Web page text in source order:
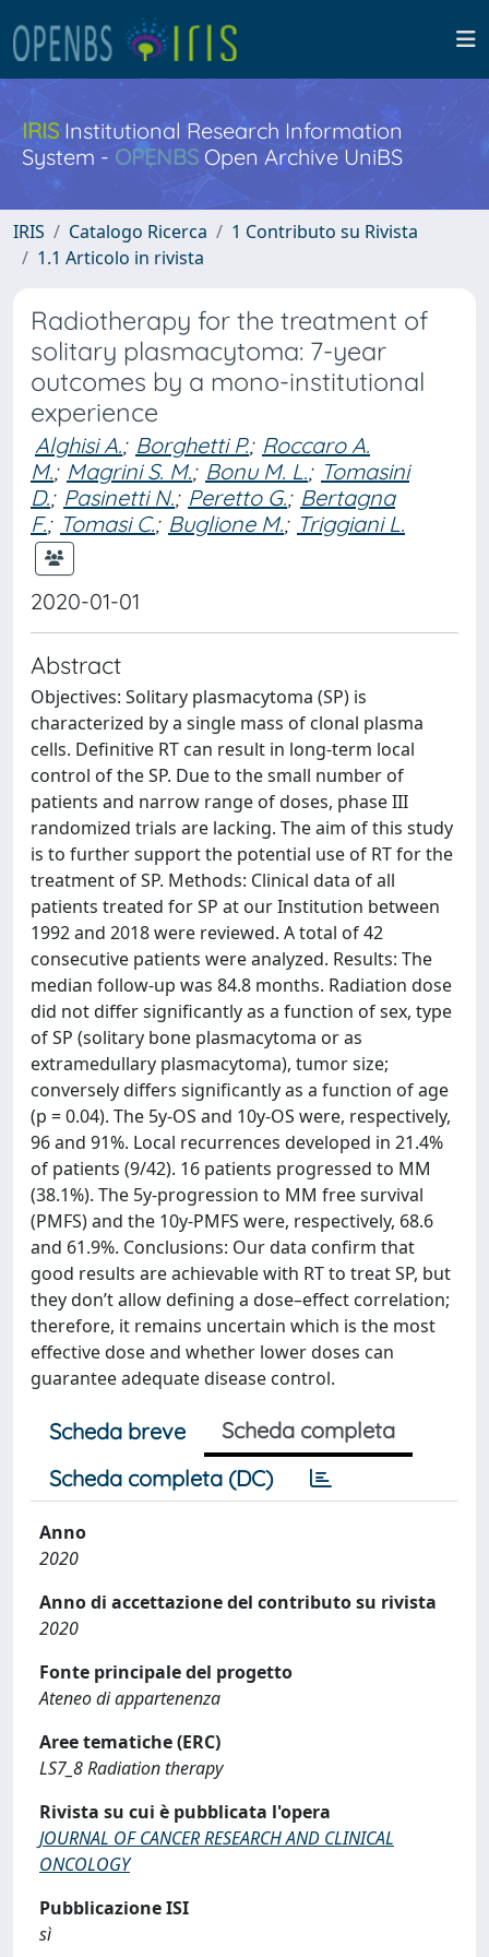
IRISInstitutional Research Information
System - OPENBS Open Archive UniBS
IRIS Catalogo Ricerca
1 Contributo su Rivista
1.1 Articolo in rivista
Radiotherapy for the treatment of
solitary plasmacytoma: 7-year
outcomes by a mono-institutional
experience
Alghisi A.; Borghetti P.; Roccaro A.
M.; Magrini S. M.; Bonu M. L.; Tomasini
D.; Pasinetti N.; Peretto G.; Bertagna
F.; Tomasi C.; Buglione M.; Triggiani L.
2020-01-01
Abstract
Objectives: Solitary plasmacytoma (SP) is
characterized by a single mass of clonal plasma
cells. Definitive RT can result in long-term local
control of the SP. Due to the small number of
patients and narrow range of doses, phase III
randomized trials are lacking. The aim of this study
is to further support the potential use of RT for the
treatment of SP. Methods: Clinical data of all
patients treated for SP at our Institution between
1992 and 2018 were reviewed. A total of 42
consecutive patients were analyzed. Results: The
median follow-up was 84.8 months. Radiation dose
did not differ significantly as a function of sex, type
of SP (solitary bone plasmacytoma or as
extramedullary plasmacytoma), tumor size;
conversely differs significantly as a function of age
(p = 0.04). The 5y-OS and 10y-OS were, respectively,
96 and 91%. Local recurrences developed in 21.4%
of patients (9/42). 16 patients progressed to MM
(38.1%). The 5y-progression to MM free survival
(PMFS) and the 10y-PMFS were, respectively, 68.6
and 61.9%. Conclusions: Our data confirm that
good results are achievable with RT to treat SP, but
they don’t allow defining a dose–effect correlation;
therefore, it remains uncertain which is the most
effective dose and whether lower doses can
guarantee adequate disease control.
Scheda breve
Scheda completa
Scheda completa (DC)
Anno
2020
Anno di accettazione del contributo su rivista
2020
Fonte principale del progetto
Ateneo di appartenenza
Aree tematiche (ERC)
LS7_8 Radiation therapy
Rivista su cui è pubblicata l'opera
JOURNAL OF CANCER RESEARCH AND CLINICAL
ONCOLOGY
Pubblicazione ISI
sì